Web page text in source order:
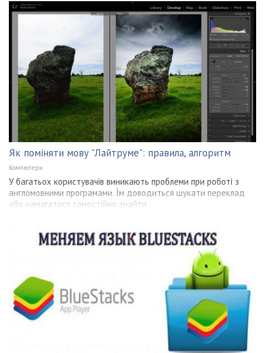
Як поміняти мову "Лайтруме": правила, алгоритм
Компютери
У багатьох користувачів виникають проблеми при роботі з
англомовними програмами. Їм доводиться шукати переклад
або намагатися самостійно знайти